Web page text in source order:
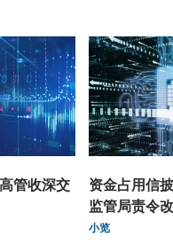
管收深交
资金占用信
监管局责令
小览